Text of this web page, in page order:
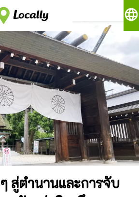
language
สู่ตำนานและการจับ